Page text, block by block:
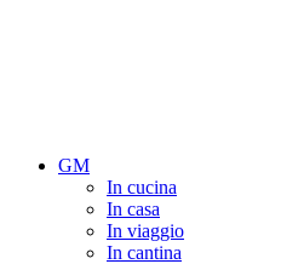
GM
In cucina
In casa
In viaggio
In cantina